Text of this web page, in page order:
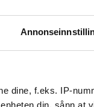
dine, f.eks. IP-
din, sånn at